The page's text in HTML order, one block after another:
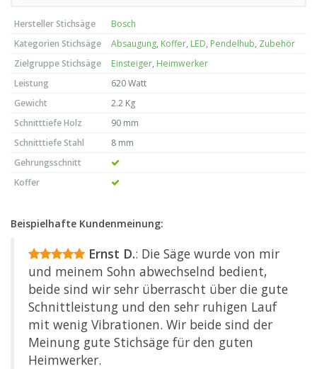
Hersteller Stichsäge
Bosch
Kategorien Stichsäge
Absaugung, Koffer, LED, Pendelhub, Zubehör
Zielgruppe Stichsäge
Einsteiger, Heimwerker
Leistung
620 Watt
Gewicht
2.2 Kg
Schnitttiefe Holz
90 mm
Schnitttiefe Stahl
8 mm
Gehrungsschnitt
Koffer
Beispielhafte Kundenmeinung:
Ernst D.: Die Säge wurde von mir
und meinem Sohn abwechselnd bedient,
beide sind wir sehr überrascht über die gute
Schnittleistung und den sehr ruhigen Lauf
mit wenig Vibrationen. Wir beide sind der
Meinung gute Stichsäge für den guten
Heimwerker.